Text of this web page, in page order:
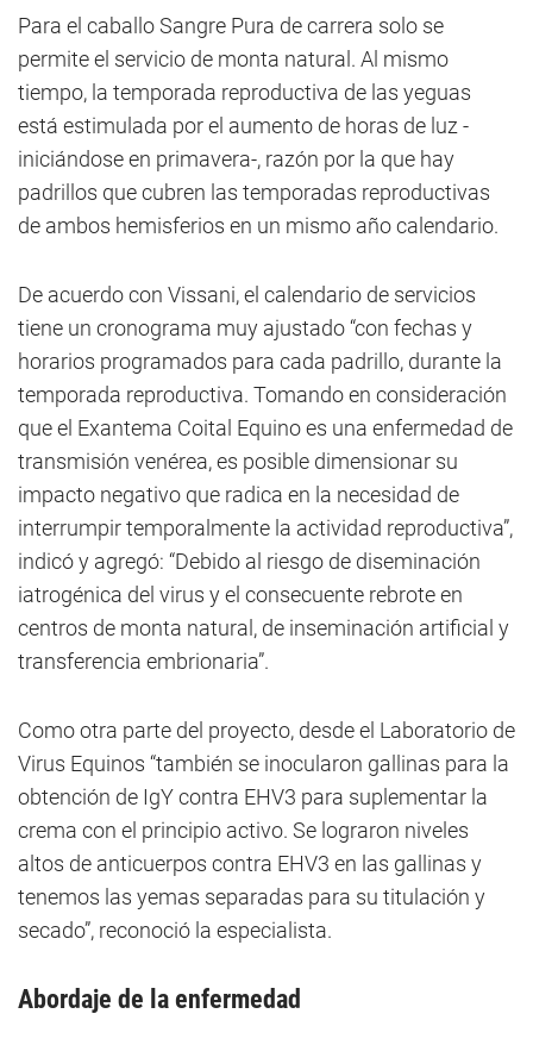
Para el caballo Sangre Pura de carrera solo se
permite el servicio de monta natural. Al mismo
tiempo, la temporada reproductiva de las yeguas
está estimulada por el aumento de horas de luz -
iniciándose en primavera-, razón por la que hay
padrillos que cubren las temporadas reproductivas
de ambos hemisferios en un mismo año calendario.
De acuerdo con Vissani, el calendario de servicios
tiene un cronograma muy ajustado “con fechas y
horarios programados para cada padrillo, durante la
temporada reproductiva. Tomando en consideración
que el Exantema Coital Equino es una enfermedad de
transmisión venérea, es posible dimensionar su
impacto negativo que radica en la necesidad de
interrumpir temporalmente la actividad reproductiva”,
indicó y agregó: “Debido al riesgo de diseminación
iatrogénica del virus y el consecuente rebrote en
centros de monta natural, de inseminación artificial y
transferencia embrionaria”.
Como otra parte del proyecto, desde el Laboratorio de
Virus Equinos “también se inocularon gallinas para la
obtención de IgY contra EHV3 para suplementar la
crema con el principio activo. Se lograron niveles
altos de anticuerpos contra EHV3 en las gallinas y
tenemos las yemas separadas para su titulación y
secado”, reconoció la especialista.
Abordaje de la enfermedad